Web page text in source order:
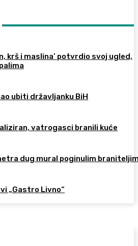
krš i maslina’ potvrdio svoj ugled,
ubiti državljanku BiH
vatrogasci branili kuće
dug mural poginulim
„Gastro Livno“